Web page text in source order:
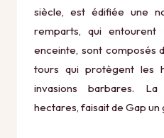
siècle, est édifiée une
remparts, qui
enceinte, sont composés
tours qui protègent les
invasions barbares.
hectares, faisait de Gap un